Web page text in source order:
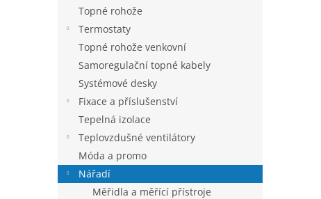
Topné rohože
Termostaty
Topné rohože venkovní
Samoregulační topné kabely
Systémové desky
Fixace a příslušenství
Tepelná izolace
Teplovzdušné ventilátory
Móda a promo
Nářadí
Měřidla a měřící přístroje